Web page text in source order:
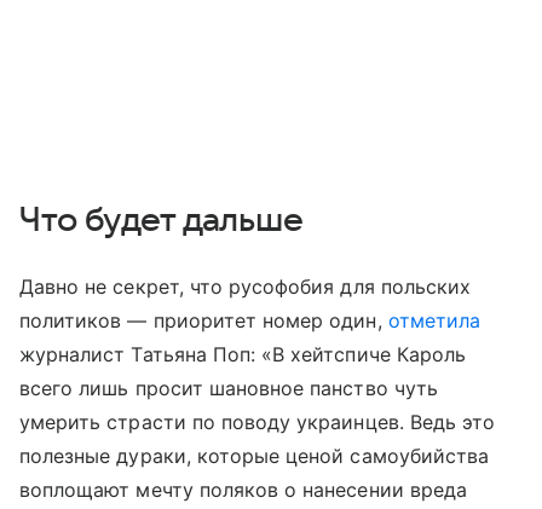
Что будет дальше
Давно не секрет, что русофобия для польских
политиков — приоритет номер один, отметила
журналист Татьяна Поп: «В хейтспиче Кароль
всего лишь просит шановное панство чуть
умерить страсти по поводу украинцев. Ведь это
полезные дураки, которые ценой самоубийства
воплощают мечту поляков о нанесении вреда